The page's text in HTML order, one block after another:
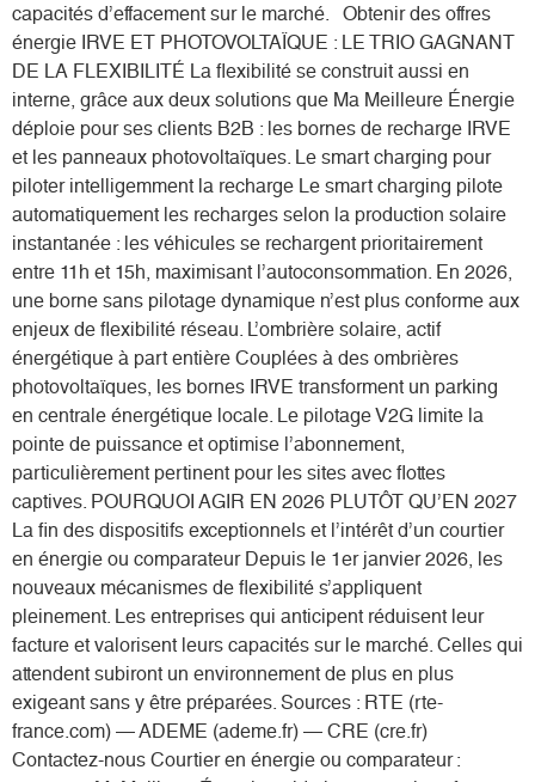
capacités d’effacement sur le marché. Obtenir des offres
énergie IRVE ET PHOTOVOLTAÏQUE : LE TRIO GAGNANT
DE LA FLEXIBILITÉ La flexibilité se construit aussi en
interne, grâce aux deux solutions que Ma Meilleure Énergie
déploie pour ses clients B2B : les bornes de recharge IRVE
et les panneaux photovoltaïques. Le smart charging pour
piloter intelligemment la recharge Le smart charging pilote
automatiquement les recharges selon la production solaire
instantanée : les véhicules se rechargent prioritairement
entre 11h et 15h, maximisant l’autoconsommation. En 2026,
une borne sans pilotage dynamique n’est plus conforme aux
enjeux de flexibilité réseau. L’ombrière solaire, actif
énergétique à part entière Couplées à des ombrières
photovoltaïques, les bornes IRVE transforment un parking
en centrale énergétique locale. Le pilotage V2G limite la
pointe de puissance et optimise l’abonnement,
particulièrement pertinent pour les sites avec flottes
captives. POURQUOI AGIR EN 2026 PLUTÔT QU’EN 2027
La fin des dispositifs exceptionnels et l’intérêt d’un courtier
en énergie ou comparateur Depuis le 1er janvier 2026, les
nouveaux mécanismes de flexibilité s’appliquent
pleinement. Les entreprises qui anticipent réduisent leur
facture et valorisent leurs capacités sur le marché. Celles qui
attendent subiront un environnement de plus en plus
exigeant sans y être préparées. Sources : RTE (rte-
france.com) — ADEME (ademe.fr) — CRE (cre.fr)
Contactez-nous Courtier en énergie ou comparateur :